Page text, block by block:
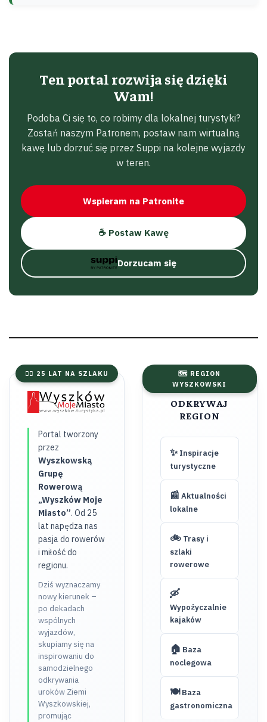
Ten portal rozwija się dzięki
Wam!
Podoba Ci się to, co robimy dla lokalnej turystyki?
Zostań naszym Patronem, postaw nam wirtualną
kawę lub dorzuć się przez Suppi na kolejne wyjazdy
w teren.
Wspieram na Patronite
☕ Postaw Kawę
Dorzucam się
🚴‍♂️ 25 LAT NA SZLAKU
Portal tworzony
przez
Wyszkowską
Grupę
Rowerową
„Wyszków Moje
Miasto”. Od 25
lat napędza nas
pasja do rowerów
i miłość do
regionu.
Dziś wyznaczamy
nowy kierunek –
po dekadach
wspólnych
wyjazdów,
skupiamy się na
inspirowaniu do
samodzielnego
odkrywania
uroków Ziemi
Wyszkowskiej,
promując
🗺️ REGION
WYSZKOWSKI
ODKRYWAJ
REGION
✨Inspiracje
turystyczne
📰 Aktualności
lokalne
🚲Trasy i
szlaki
rowerowe
🛶
Wypożyczalnie
kajaków
🏠 Baza
noclegowa
🍽️Baza
gastronomiczna